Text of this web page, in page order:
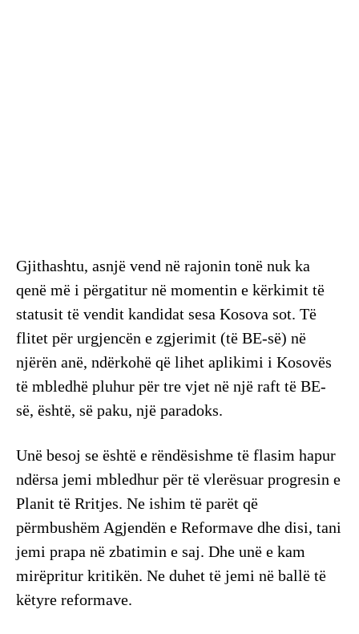
Gjithashtu, asnjë vend në rajonin tonë nuk ka
qenë më i përgatitur në momentin e kërkimit të
statusit të vendit kandidat sesa Kosova sot. Të
flitet për urgjencën e zgjerimit (të BE-së) në
njërën anë, ndërkohë që lihet aplikimi i Kosovës
të mbledhë pluhur për tre vjet në një raft të BE-
së, është, së paku, një paradoks.
Unë besoj se është e rëndësishme të flasim hapur
ndërsa jemi mbledhur për të vlerësuar progresin e
Planit të Rritjes. Ne ishim të parët që
përmbushëm Agjendën e Reformave dhe disi, tani
jemi prapa në zbatimin e saj. Dhe unë e kam
mirëpritur kritikën. Ne duhet të jemi në ballë të
këtyre reformave.